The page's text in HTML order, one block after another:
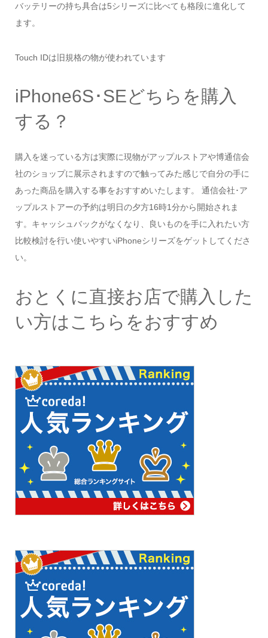
バッテリーの持ち具合は5シリーズに比べても格段に進化して
ます。
Touch IDは旧規格の物が使われています
iPhone6S･SEどちらを購入
する？
購入を迷っている方は実際に現物がアップルストアや博通信会
社のショップに展示されますので触ってみた感じで自分の手に
あった商品を購入する事をおすすめいたします。 通信会社･ア
ップルストアーの予約は明日の夕方16時1分から開始されま
す。キャッシュバックがなくなり、良いものを手に入れたい方
比較検討を行い使いやすいiPhoneシリーズをゲットしてくださ
い。
おとくに直接お店で購入した
い方はこちらをおすすめ